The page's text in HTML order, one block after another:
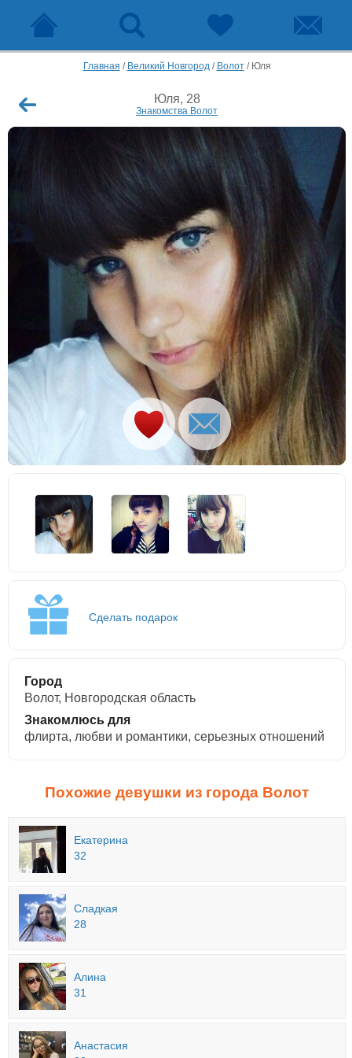
Главная / Великий Новгород/ Волот/ Юля
Юля, 28
Знакомства Волот
Сделать подарок
Город
Волот, Новгородская область
Знакомлюсь для
флирта, любви и романтики, cерьезных отношений
Похожие девушки из города Волот
Екатерина
32
Сладкая
28
Алина
31
Анастасия